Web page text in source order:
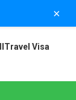
×
Travel Visa